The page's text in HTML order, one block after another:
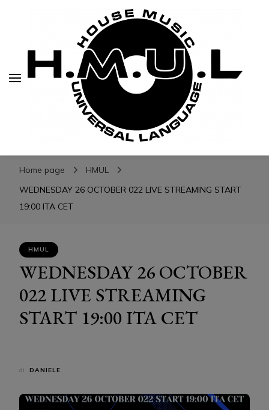
H.M.U.L.
H.M.U.L.
www.housemusicuniversallanguage.com
Home page
HMUL
WEDNESDAY 26 OCTOBER 022 LIVE STREAMING START
19:00 ITA CET
HMUL
WEDNESDAY 26 OCTOBER
022 LIVE STREAMING
START 19:00 ITA CET
di DANIELE